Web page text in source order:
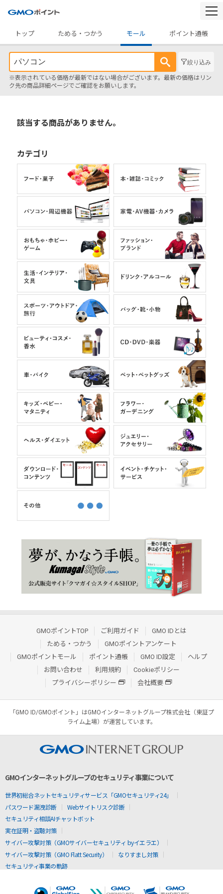
トップ
ためる・つかう モール ポイント通帳
絞り込み
※表示されている価格が最新ではない場合がございます。最新の価格はリン
ク先の商品詳細ページでご確認をお願いします。
該当する商品がありません。
カテゴリ
GMOポイントTOP ご利用ガイド
GMO IDとは
ためる・つかう
GMOポイントアンケート
GMOポイントモール
ポイント通帳 GMO ID設定
ヘルプ
お問い合わせ
利用規約
Cookieポリシー
プライバシーポリシー
会社概要
「GMO ID/GMOポイント」はGMOインターネットグループ株式会社（東証プ
ライム上場）が運営しています。
GMOインターネットグループのセキュリティ事業について
世界初総合ネットセキュリティサービス「GMOセキュリティ24」
パスワード漏洩診断
Webサイトリスク診断
セキュリティ相談AIチャットボット
実在証明・盗聴対策
サイバー攻撃対策（GMOサイバーセキュリティ byイエラエ）
サイバー攻撃対策（GMO Flatt Security）
なりすまし対策
セキュリティ事業の軌跡